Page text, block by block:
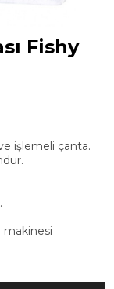
Fishy
işlemeli çanta.
makinesi